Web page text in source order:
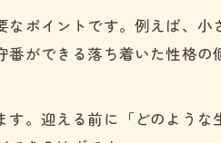
ポイントです。例えば、小
ができる落ち着いた性格の
。迎える前に「どのような